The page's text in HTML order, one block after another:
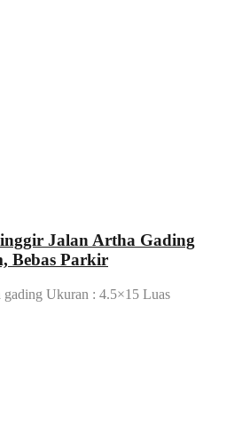
Jalan Artha Gading
Bebas Parkir
gading Ukuran : 4.5×15 Luas